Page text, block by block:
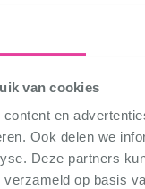
van cookies
en
Ook delen we
Deze partners
op basis